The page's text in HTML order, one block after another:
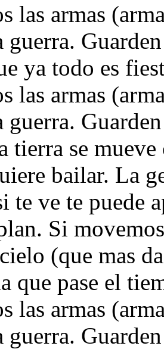
las armas
guerra.
ya todo es
las armas
guerra.
tierra se
bailar. La
te ve te puede
Si
(que mas
que pase el
las armas
guerra.